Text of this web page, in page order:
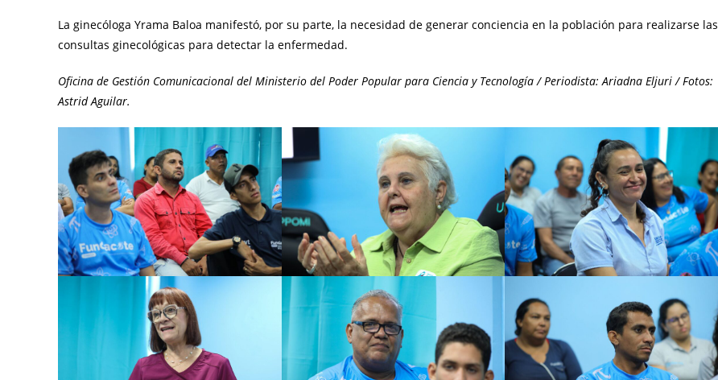
La ginecóloga Yrama Baloa manifestó, por su parte, la necesidad de generar conciencia en la población para realizarse las
consultas ginecológicas para detectar la enfermedad.
Oficina de Gestión Comunicacional del Ministerio del Poder Popular para Ciencia y Tecnología / Periodista: Ariadna Eljuri / Fotos:
Astrid Aguilar.